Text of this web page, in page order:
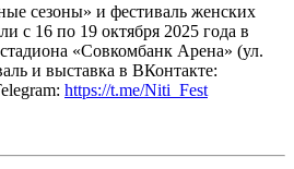
сезоны» и фестиваль женских
с 16 по 19 октября 2025 года в
«Совкомбанк Арена» (ул.
и выставка в ВКонтакте:
https://t.me/Niti_Fest